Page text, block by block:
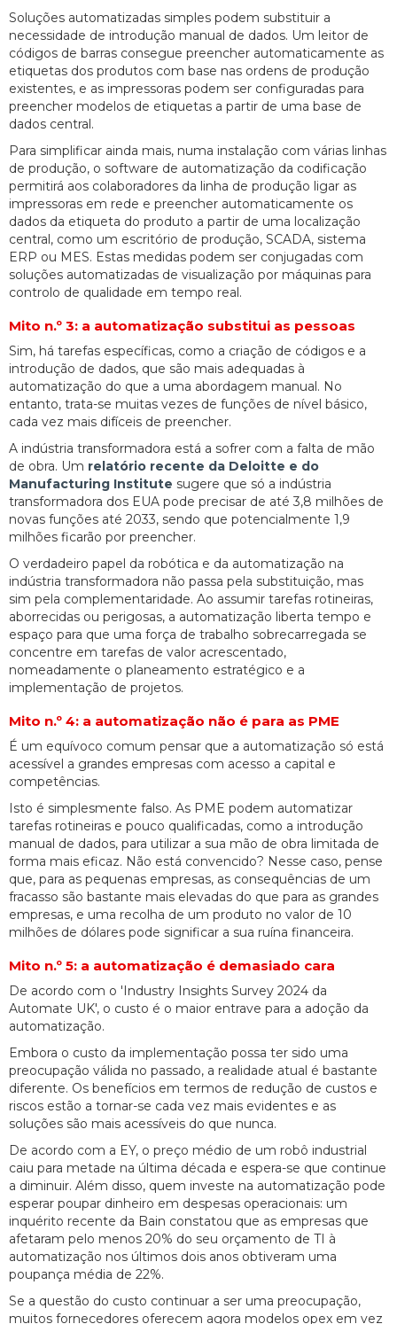
Soluções automatizadas simples podem substituir a
necessidade de introdução manual de dados. Um leitor de
códigos de barras consegue preencher automaticamente as
etiquetas dos produtos com base nas ordens de produção
existentes, e as impressoras podem ser configuradas para
preencher modelos de etiquetas a partir de uma base de
dados central.
Para simplificar ainda mais, numa instalação com várias linhas
de produção, o software de automatização da codificação
permitirá aos colaboradores da linha de produção ligar as
impressoras em rede e preencher automaticamente os
dados da etiqueta do produto a partir de uma localização
central, como um escritório de produção, SCADA, sistema
ERP ou MES. Estas medidas podem ser conjugadas com
soluções automatizadas de visualização por máquinas para
controlo de qualidade em tempo real.
Mito n.º 3: a automatização substitui as pessoas
Sim, há tarefas específicas, como a criação de códigos e a
introdução de dados, que são mais adequadas à
automatização do que a uma abordagem manual. No
entanto, trata-se muitas vezes de funções de nível básico,
cada vez mais difíceis de preencher.
A indústria transformadora está a sofrer com a falta de mão
de obra. Um relatório recente da Deloitte e do
Manufacturing Institute sugere que só a indústria
transformadora dos EUA pode precisar de até 3,8 milhões de
novas funções até 2033, sendo que potencialmente 1,9
milhões ficarão por preencher.
O verdadeiro papel da robótica e da automatização na
indústria transformadora não passa pela substituição, mas
sim pela complementaridade. Ao assumir tarefas rotineiras,
aborrecidas ou perigosas, a automatização liberta tempo e
espaço para que uma força de trabalho sobrecarregada se
concentre em tarefas de valor acrescentado,
nomeadamente o planeamento estratégico e a
implementação de projetos.
Mito n.º 4: a automatização não é para as PME
É um equívoco comum pensar que a automatização só está
acessível a grandes empresas com acesso a capital e
competências.
Isto é simplesmente falso. As PME podem automatizar
tarefas rotineiras e pouco qualificadas, como a introdução
manual de dados, para utilizar a sua mão de obra limitada de
forma mais eficaz. Não está convencido? Nesse caso, pense
que, para as pequenas empresas, as consequências de um
fracasso são bastante mais elevadas do que para as grandes
empresas, e uma recolha de um produto no valor de 10
milhões de dólares pode significar a sua ruína financeira.
Mito n.º 5: a automatização é demasiado cara
De acordo com o 'Industry Insights Survey 2024 da
Automate UK', o custo é o maior entrave para a adoção da
automatização.
Embora o custo da implementação possa ter sido uma
preocupação válida no passado, a realidade atual é bastante
diferente. Os benefícios em termos de redução de custos e
riscos estão a tornar-se cada vez mais evidentes e as
soluções são mais acessíveis do que nunca.
De acordo com a EY, o preço médio de um robô industrial
caiu para metade na última década e espera-se que continue
a diminuir. Além disso, quem investe na automatização pode
esperar poupar dinheiro em despesas operacionais: um
inquérito recente da Bain constatou que as empresas que
afetaram pelo menos 20% do seu orçamento de TI à
automatização nos últimos dois anos obtiveram uma
poupança média de 22%.
Se a questão do custo continuar a ser uma preocupação,
muitos fornecedores oferecem agora modelos opex em vez